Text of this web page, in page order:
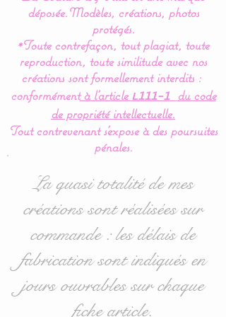
Nos modèles de turbulette,
gigoteuse sont
entièrement réalisés en
coton Bio (Made in France)
pour en faire un vrai nid
douillé et confortable.
être de bébé,la gigoteuse
est entièrement doublée de
ouatine ce qui lui donne un
moelleux idéal.
Cette turbulette gigoteuse
se ferme à l’aide d’une
fermeture éclair et de
déposée.Modèles, créations, photos
protégés.
*Toute contrefaçon, tout plagiat, toute
reproduction, toute similitude avec nos
créations sont formellement interdits :
conformémentà l’article L111-1
du code
de propriété intellectuelle.
Tout contrevenant s'expose à des poursuites
pénales.
La quasi totalité de mes
créations sont réalisées sur
commande : les délais de
fabrication sont indiqués en
jours ouvrables sur chaque
fiche article.